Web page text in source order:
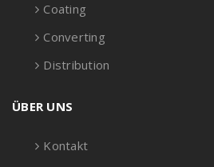
Coating
Converting
Distribution
ÜBER UNS
Kontakt